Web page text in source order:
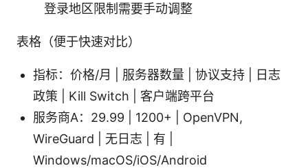
登录地区限制需要手动调整
表格（便于快速对比）
指标：价格/月 | 服务器数量 | 协议支持 | 日志
政策 | Kill Switch | 客户端跨平台
服务商A：29.99 | 1200+ | OpenVPN,
WireGuard | 无日志 | 有 |
Windows/macOS/iOS/Android